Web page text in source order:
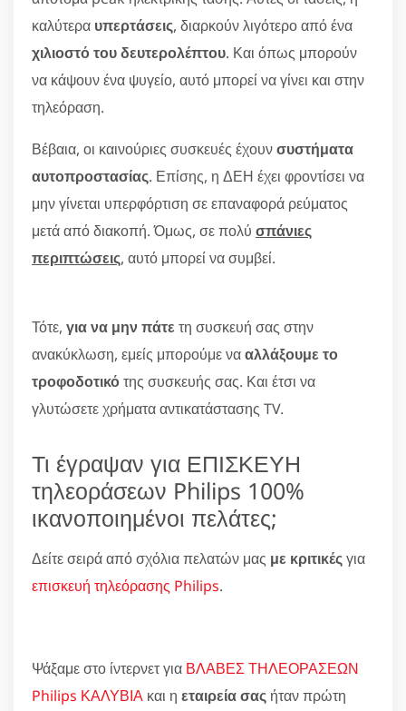
καλύτερα υπερτάσεις, διαρκούν λιγότερο από ένα
χιλιοστό του δευτερολέπτου. Και όπως μπορούν
να κάψουν ένα ψυγείο, αυτό μπορεί να γίνει και στην
τηλεόραση.
Βέβαια, οι καινούριες συσκευές έχουνσυστήματα
αυτοπροστασίας. Επίσης, η ΔΕΗ έχει φροντίσει να
μην γίνεται υπερφόρτιση σε επαναφορά ρεύματος
μετά από διακοπή. Όμως, σε πολύ σπάνιες
περιπτώσεις, αυτό μπορεί να συμβεί.
Τότε, για να μην πάτε τη συσκευή σας στην
ανακύκλωση, εμείς μπορούμε νααλλάξουμε το
τροφοδοτικότης συσκευής σας. Και έτσι να
γλυτώσετε χρήματα αντικατάστασης TV.
Τι έγραψαν για ΕΠΙΣΚΕΥΗ
τηλεοράσεων Philips 100%
ικανοποιημένοι πελάτες;
Δείτε σειρά από σχόλια πελατών μας με κριτικέςγια
επισκευή τηλεόρασης Philips.
Ψάξαμε στο ίντερνετ για ΒΛΑΒΕΣ ΤΗΛΕΟΡΑΣΕΩΝ
Philips ΚΑΛΥΒΙΑ και η εταιρεία σας ήταν πρώτη